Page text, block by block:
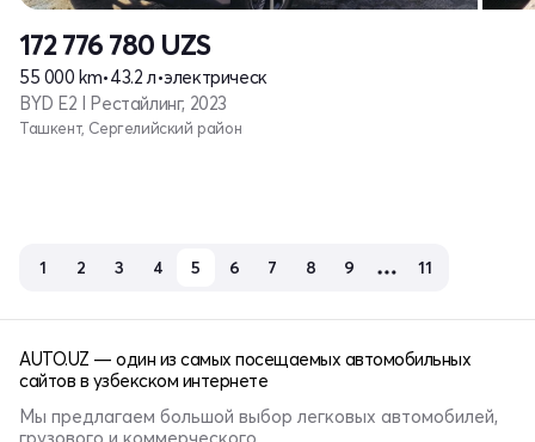
172 776 780 UZS
55 000 km•43.2 л•электрическ
BYD E2 I Рестайлинг, 2023
Ташкент, Сергелийский район
1 2 3 4 5 6 7 8 9 11
AUTO.UZ — один из самых посещаемых автомобильных
сайтов в узбекском интернете
Мы предлагаем большой выбор легковых автомобилей,